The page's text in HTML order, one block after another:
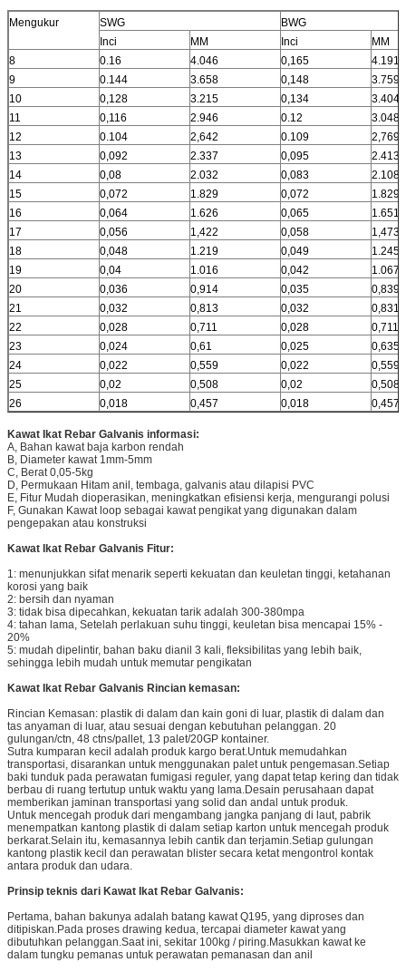
Mengukur SWG
BWG
Inci
MM Inci
MM
8
0.16 4.046 0,165
4.191
9
0.144 3.658 0,148
3.759
10
0,128 3.215 0,134
3.404
11
0,116 2.946 0.12
3.048
12
0.104 2,642 0.109
2,769
13
0,092 2.337 0,095
2.413
14
0,08 2.032 0,083
2.108
15
0,072 1.829 0,072
1.829
16
0,064 1.626 0,065
1.651
17
0,056 1,422 0,058
1,473
18
0,048 1.219 0,049
1.245
19
0,04 1.016 0,042
1.067
20
0,036 0,914 0,035
0,839
21
0,032 0,813 0,032
0,831
22
0,028 0,711 0,028
0,711
23
0,024 0,61 0,025
0,635
24
0,022 0,559 0,022
0,559
25
0,02 0,508 0,02
0,508
26
0,018 0,457 0,018 0,457
Kawat Ikat Rebar Galvanis informasi:
A, Bahan kawat baja karbon rendah
B, Diameter kawat 1mm-5mm
C, Berat 0,05-5kg
D, Permukaan Hitam anil, tembaga, galvanis atau dilapisi PVC
E, Fitur Mudah dioperasikan, meningkatkan efisiensi kerja, mengurangi polusi
F, Gunakan Kawat loop sebagai kawat pengikat yang digunakan dalam
pengepakan atau konstruksi
Kawat Ikat Rebar Galvanis Fitur:
1: menunjukkan sifat menarik seperti kekuatan dan keuletan tinggi, ketahanan
korosi yang baik
2: bersih dan nyaman
3: tidak bisa dipecahkan, kekuatan tarik adalah 300-380mpa
4: tahan lama, Setelah perlakuan suhu tinggi, keuletan bisa mencapai 15% -
20%
5: mudah dipelintir, bahan baku dianil 3 kali, fleksibilitas yang lebih baik,
sehingga lebih mudah untuk memutar pengikatan
Kawat Ikat Rebar Galvanis Rincian kemasan:
Rincian Kemasan: plastik di dalam dan kain goni di luar, plastik di dalam dan
tas anyaman di luar, atau sesuai dengan kebutuhan pelanggan. 20
gulungan/ctn, 48 ctns/pallet, 13 palet/20GP kontainer.
Sutra kumparan kecil adalah produk kargo berat.Untuk memudahkan
transportasi, disarankan untuk menggunakan palet untuk pengemasan.Setiap
baki tunduk pada perawatan fumigasi reguler, yang dapat tetap kering dan tidak
berbau di ruang tertutup untuk waktu yang lama.Desain perusahaan dapat
memberikan jaminan transportasi yang solid dan andal untuk produk.
Untuk mencegah produk dari mengambang jangka panjang di laut, pabrik
menempatkan kantong plastik di dalam setiap karton untuk mencegah produk
berkarat.Selain itu, kemasannya lebih cantik dan terjamin.Setiap gulungan
kantong plastik kecil dan perawatan blister secara ketat mengontrol kontak
antara produk dan udara.
Prinsip teknis dari Kawat Ikat Rebar Galvanis:
Pertama, bahan bakunya adalah batang kawat Q195, yang diproses dan
ditipiskan.Pada proses drawing kedua, tercapai diameter kawat yang
dibutuhkan pelanggan.Saat ini, sekitar 100kg / piring.Masukkan kawat ke
dalam tungku pemanas untuk perawatan pemanasan dan anil